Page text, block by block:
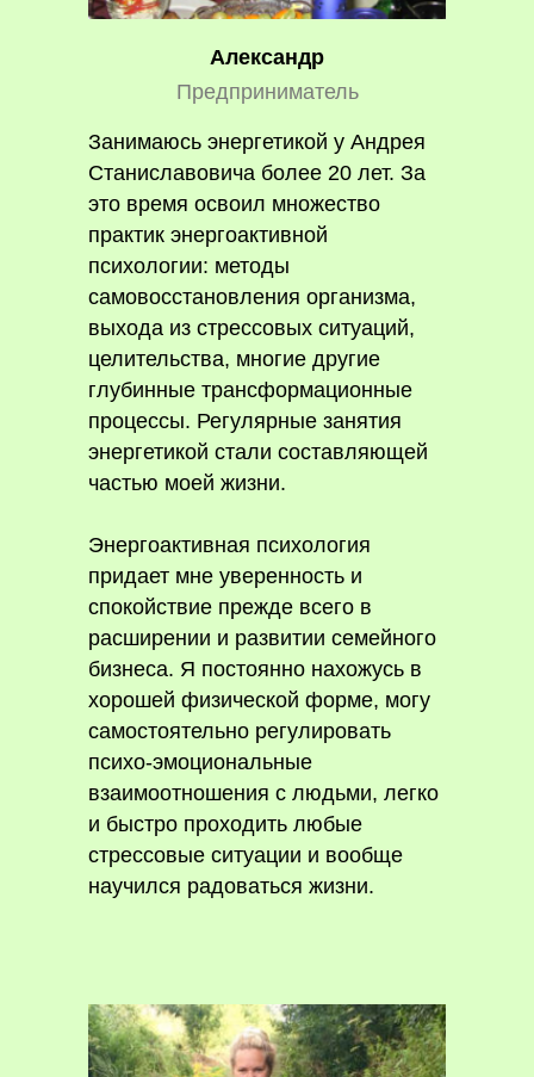
Александр
Предприниматель
Занимаюсь энергетикой у Андрея
Станиславовича более 20 лет. За
это время освоил множество
практик энергоактивной
психологии: методы
самовосстановления организма,
выхода из стрессовых ситуаций,
целительства, многие другие
глубинные трансформационные
процессы. Регулярные занятия
энергетикой стали составляющей
частью моей жизни.
Энергоактивная психология
придает мне уверенность и
спокойствие прежде всего в
расширении и развитии семейного
бизнеса. Я постоянно нахожусь в
хорошей физической форме, могу
самостоятельно регулировать
психо-эмоциональные
взаимоотношения с людьми, легко
и быстро проходить любые
стрессовые ситуации и вообще
научился радоваться жизни.